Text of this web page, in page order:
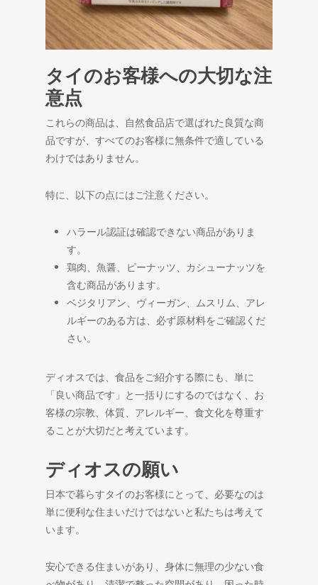
タイのお客様への大切な注
意点
これらの商品は、自然食品店で選ばれた良質な商
品ですが、すべてのお客様に無条件で適している
わけではありません。
特に、以下の点にはご注意ください。
ハラール認証は確認できない商品がありま
す。
鶏肉、魚醤、ピーナッツ、カシューナッツを
含む商品があります。
ベジタリアン、ヴィーガン、ムスリム、アレ
ルギーのある方は、必ず原材料をご確認くだ
さい。
ディオスでは、食品をご紹介する際にも、単に
「良い商品です」と一括りにするのではなく、お
客様の宗教、体質、アレルギー、食文化を尊重す
ることが大切だと考えています。
ディオスの願い
日本で暮らすタイのお客様にとって、必要なのは
単に便利な住まいだけではないと私たちは考えて
います。
安心できる住まいがあり、身体に無理の少ない食